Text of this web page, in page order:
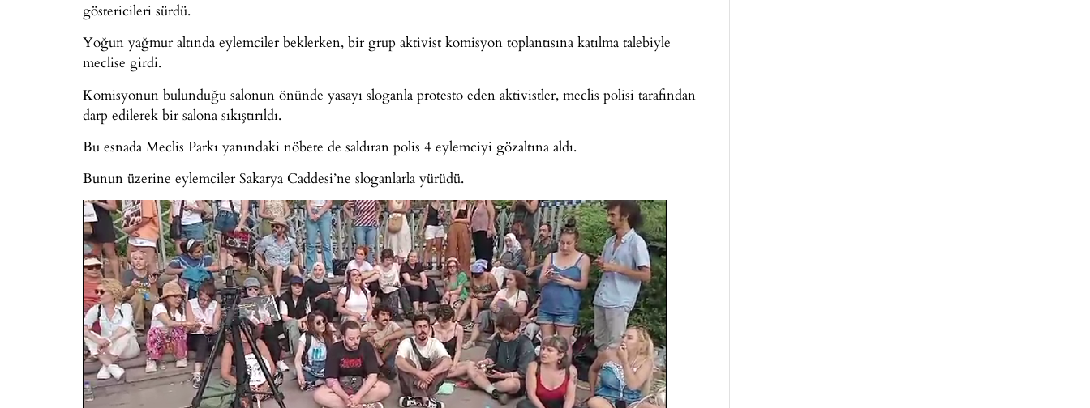
göstericileri sürdü.
Yoğun yağmur altında eylemciler beklerken, bir grup aktivist komisyon toplantısına katılma talebiyle
meclise girdi.
Komisyonun bulunduğu salonun önünde yasayı sloganla protesto eden aktivistler, meclis polisi tarafından
darp edilerek bir salona sıkıştırıldı.
Bu esnada Meclis Parkı yanındaki nöbete de saldıran polis 4 eylemciyi gözaltına aldı.
Bunun üzerine eylemciler Sakarya Caddesi’ne sloganlarla yürüdü.